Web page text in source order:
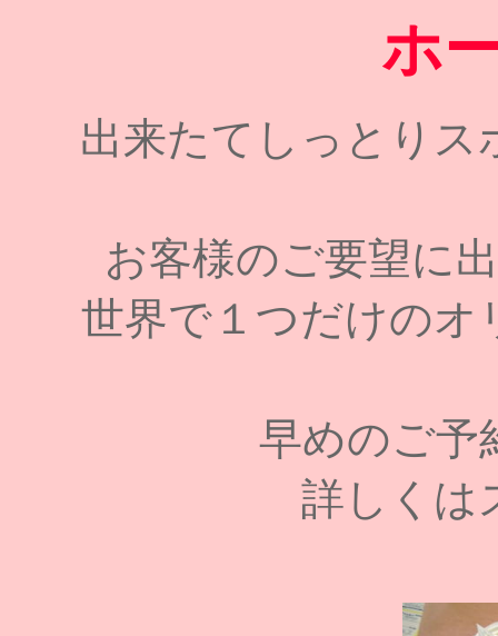
ホ
出来たてしっとりス
お客様のご要望に
世界で１つだけのオ
早めのご予
詳しくは